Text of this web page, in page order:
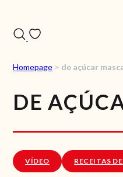
Homepage > de açúcar
DE
VÍDEO RECEITAS